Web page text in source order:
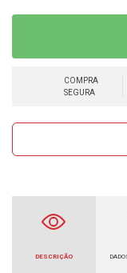
COMPRA
SEGURA
DESCRIÇÃO